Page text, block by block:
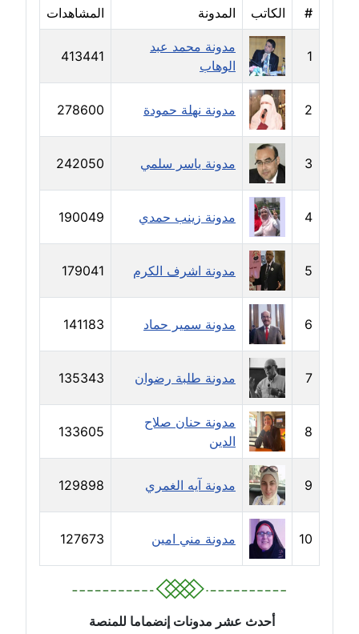
عاملة
مدونة بيان هدية
عاملة
مدونة تامر زيدان
عاملة
مدونة تسنيم فضالي
عاملة
مدونة ثائر دالي
عاملة
مدونة جاد كريم
عاملة
مدونة جلال الخطيب
عاملة
مدونة جهاد عبد الحميد
عاملة
مدونة جهاد غازي
عاملة
مدونة جواد الحربي
عاملة
مدونة جيهان عفيفي
# الكاتب المدونة المشاهدات
1
مدونة محمد عبد
الوهاب
413441
2 مدونة نهلة حمودة 278600
3 مدونة ياسر سلمي 242050
4 مدونة زينب حمدي 190049
5 مدونة اشرف الكرم 179041
6 مدونة سمير حماد 141183
7 مدونة طلبة رضوان 135343
8
مدونة حنان صلاح
الدين
133605
9 مدونة آيه الغمري 129898
10 مدونة مني امين 127673
أحدث عشر مدونات إنضماما للمنصة